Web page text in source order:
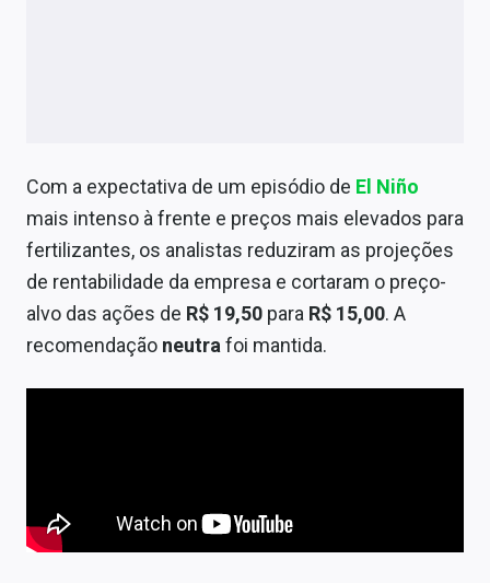
Conteúdo de Marca
Expediente
Com a expectativa de um episódio de El Niño
mais intenso à frente e preços mais elevados para
fertilizantes, os analistas reduziram as projeções
de rentabilidade da empresa e cortaram o preço-
alvo das ações de R$ 19,50 para R$ 15,00. A
recomendação neutrafoi mantida.